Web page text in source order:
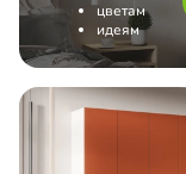
цветам
идеям